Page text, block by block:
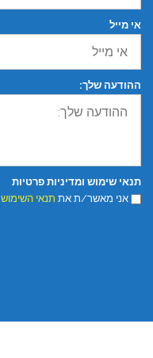
אי מייל
ההודעה שלך:
תנאי שימוש ומדיניות פרטיות
אני מאשר/ת את תנאי השימוש